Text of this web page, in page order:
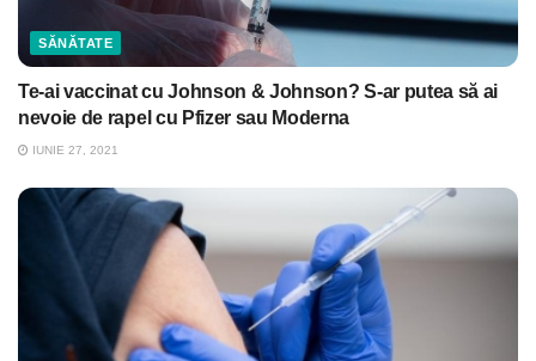
SĂNĂTATE
Te-ai vaccinat cu Johnson & Johnson? S-ar putea să ai
nevoie de rapel cu Pfizer sau Moderna
IUNIE 27, 2021